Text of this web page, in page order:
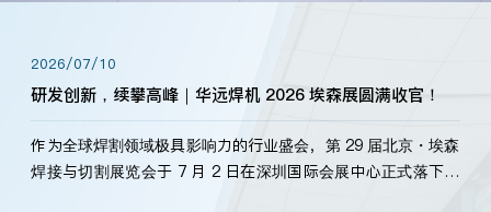
2026/07/10
研发创新，续攀高峰｜华远焊机 2026 埃森展圆满收官！
作为全球焊割领域极具影响力的行业盛会，第 29 届北京・埃森
焊接与切割展览会于 7 月 2 日在深圳国际会展中心正式落下帷